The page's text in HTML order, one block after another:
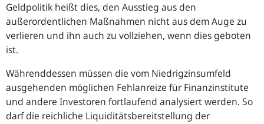
Geldpolitik heißt dies, den Ausstieg aus den
außerordentlichen Maßnahmen nicht aus dem Auge zu
verlieren und ihn auch zu vollziehen, wenn dies geboten
ist.
Währenddessen müssen die vom Niedrigzinsumfeld
ausgehenden möglichen Fehlanreize für Finanzinstitute
und andere Investoren fortlaufend analysiert werden. So
darf die reichliche Liquiditätsbereitstellung der